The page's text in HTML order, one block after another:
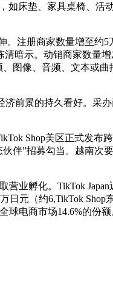
床垫、家具桌椅、活
注册商家数量增至约5
暗示。动销商家数量
图像、音频、文本或曲
前景的持久看好。采
Shop美区正式发布跨
伴”招募勾当。越南次
业孵化。TikTok Japan
日元（约6,TikTok
电商市场14.6%的份额